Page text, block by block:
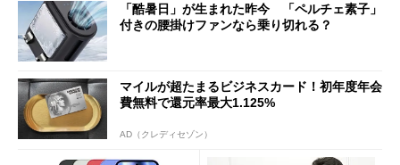
「酷暑日」が生まれた昨今 「ペルチェ素子」
付きの腰掛けファンなら乗り切れる？
マイルが超たまるビジネスカード！初年度年会
費無料で還元率最大1.125%
AD（クレディセゾン）